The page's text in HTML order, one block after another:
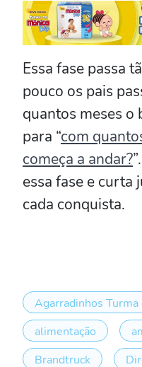
Essa fase passa
pouco os pais
quantos meses o
para “com
começa a andar?
essa fase e curta
cada conquista.
Agarradinhos Turma
alimentação
Brandtruck